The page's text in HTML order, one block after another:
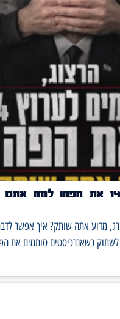
מדוע אתה שותק? איך אפשר